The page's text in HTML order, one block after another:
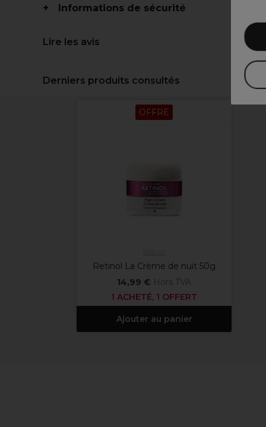
Informations de sécurité
Lire les avis
Derniers produits consultés
OFFRE
Retinol La Crème de nuit 50g
14,99 € Hors TVA
1 ACHETÉ, 1 OFFERT
Ajouter au panier